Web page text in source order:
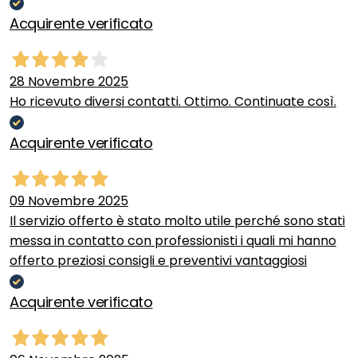
Acquirente verificato
28 Novembre 2025
Ho ricevuto diversi contatti. Ottimo. Continuate così.
Acquirente verificato
09 Novembre 2025
Il servizio offerto è stato molto utile perché sono stati
messa in contatto con professionisti i quali mi hanno
offerto preziosi consigli e preventivi vantaggiosi
Acquirente verificato